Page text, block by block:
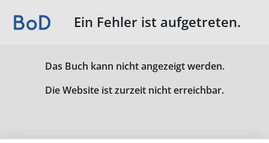
Ein Fehler ist aufgetreten.
Das Buch kann nicht angezeigt werden.
Die Website ist zurzeit nicht erreichbar.